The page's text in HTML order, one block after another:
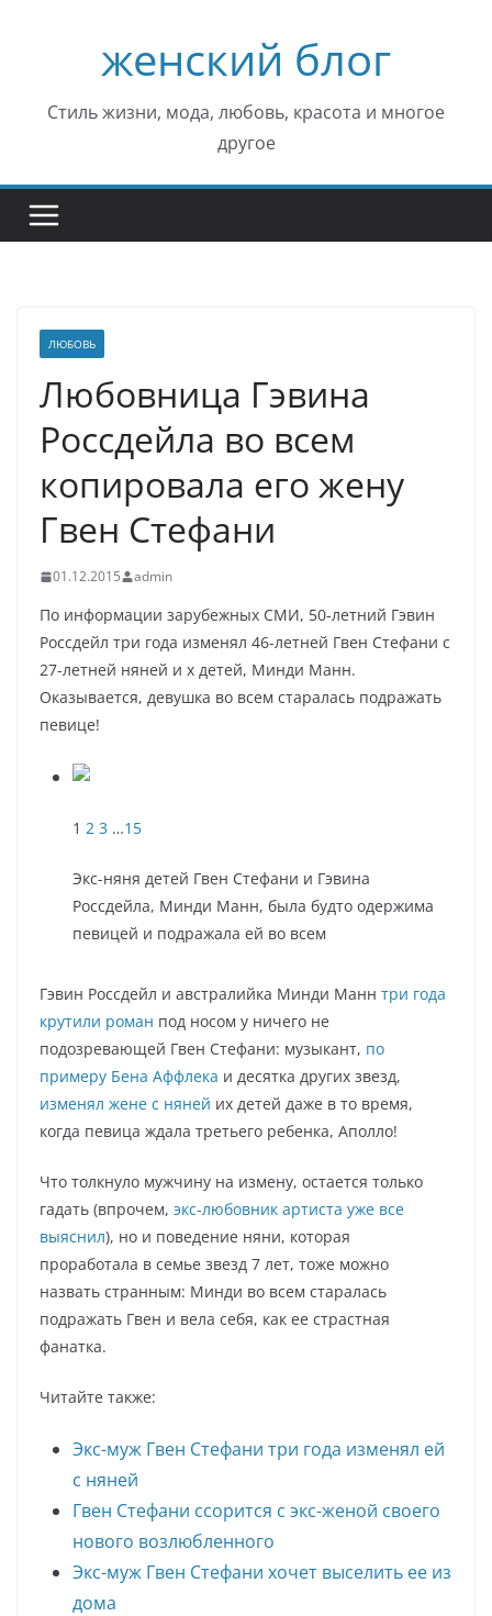
содержимомуженский блог
Стиль жизни, мода, любовь, красота и многое
другое
ЛЮБОВЬ
Любовница Гэвина
Россдейла во всем
копировала его жену
Гвен Стефани
01.12.2015 admin
По информации зарубежных СМИ, 50-летний Гэвин
Россдейл три года изменял 46-летней Гвен Стефани с
27-летней няней и х детей, Минди Манн.
Оказывается, девушка во всем старалась подражать
певице!
1 2 3 …15
Экс-няня детей Гвен Стефани и Гэвина
Россдейла, Минди Манн, была будто одержима
певицей и подражала ей во всем
Гэвин Россдейл и австралийка Минди Манн три года
крутили роман под носом у ничего не
подозревающей Гвен Стефани: музыкант, по
примеру Бена Аффлека и десятка других звезд,
изменял жене с няней их детей даже в то время,
когда певица ждала третьего ребенка, Аполло!
Что толкнуло мужчину на измену, остается только
гадать (впрочем, экс-любовник артиста уже все
выяснил), но и поведение няни, которая
проработала в семье звезд 7 лет, тоже можно
назвать странным: Минди во всем старалась
подражать Гвен и вела себя, как ее страстная
фанатка.
Читайте также:
Экс-муж Гвен Стефани три года изменял ей
с няней
Гвен Стефани ссорится с экс-женой своего
нового возлюбленного
Экс-муж Гвен Стефани хочет выселить ее из
дома